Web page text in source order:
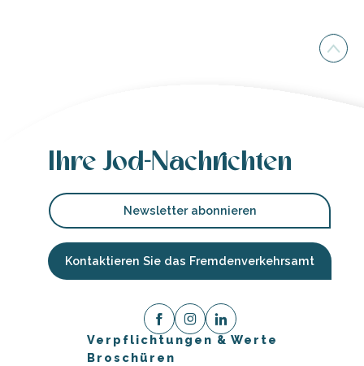
Ihre Jod-Nachrichten
Newsletter abonnieren
Kontaktieren Sie das Fremdenverkehrsamt
Verpflichtungen & Werte
Broschüren